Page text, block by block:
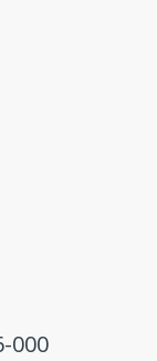
000